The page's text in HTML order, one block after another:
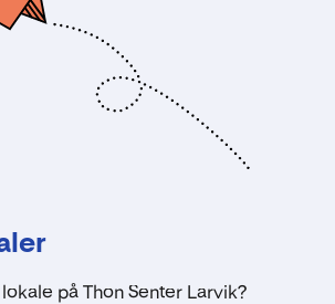
på Thon Senter Larvik?